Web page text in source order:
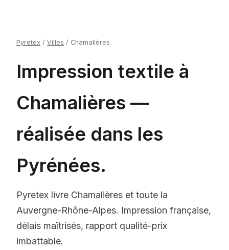
Pyretex / Villes / Chamalières
Impression textile à
Chamalières —
réalisée dans les
Pyrénées.
Pyretex livre Chamalières et toute la
Auvergne-Rhône-Alpes. Impression française,
délais maîtrisés, rapport qualité-prix
imbattable.